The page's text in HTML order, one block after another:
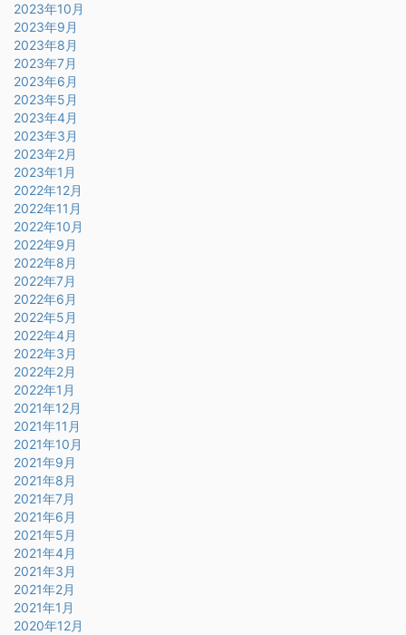
2023年10月
2023年9月
2023年8月
2023年7月
2023年6月
2023年5月
2023年4月
2023年3月
2023年2月
2023年1月
2022年12月
2022年11月
2022年10月
2022年9月
2022年8月
2022年7月
2022年6月
2022年5月
2022年4月
2022年3月
2022年2月
2022年1月
2021年12月
2021年11月
2021年10月
2021年9月
2021年8月
2021年7月
2021年6月
2021年5月
2021年4月
2021年3月
2021年2月
2021年1月
2020年12月